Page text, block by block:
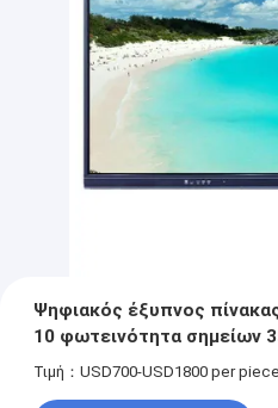
Ψηφιακός έξυπνος
10 φωτεινότητα σημείων
Τιμή：USD700-USD1800 per